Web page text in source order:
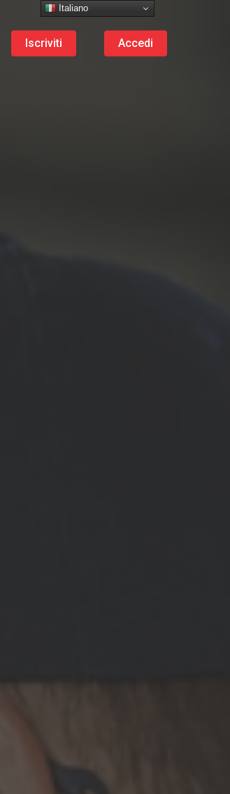
Iscriviti Accedi
Italiano